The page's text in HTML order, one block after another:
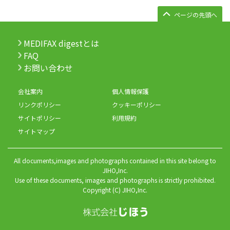
ページの先頭へ
MEDIFAX digestとは
FAQ
お問い合わせ
会社案内
個人情報保護
リンクポリシー
クッキーポリシー
サイトポリシー
利用規約
サイトマップ
All documents,images and photographs contained in this site belong to
JIHO,Inc.
Use of these documents, images and photographs is strictly prohibited.
Copyright (C) JIHO,Inc.